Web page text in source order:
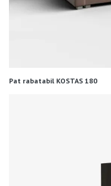
Pat rabatabil KOSTAS 180